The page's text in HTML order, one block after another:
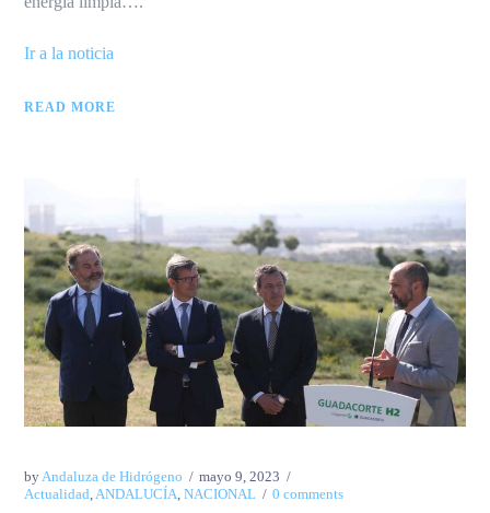
Ir a la noticia
READ MORE
byAndaluza de Hidrógeno
mayo 9, 2023
Actualidad,ANDALUCÍA,NACIONAL 0 comments